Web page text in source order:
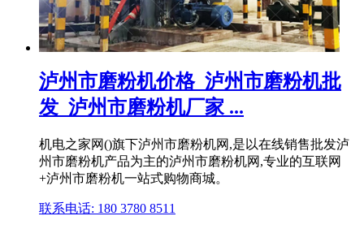
泸州市磨粉机价格_泸州市磨粉机批
发_泸州市磨粉机厂家 ...
机电之家网()旗下泸州市磨粉机网,是以在线销售批发泸
州市磨粉机产品为主的泸州市磨粉机网,专业的互联网
+泸州市磨粉机一站式购物商城。
联系电话: 180 3780 8511